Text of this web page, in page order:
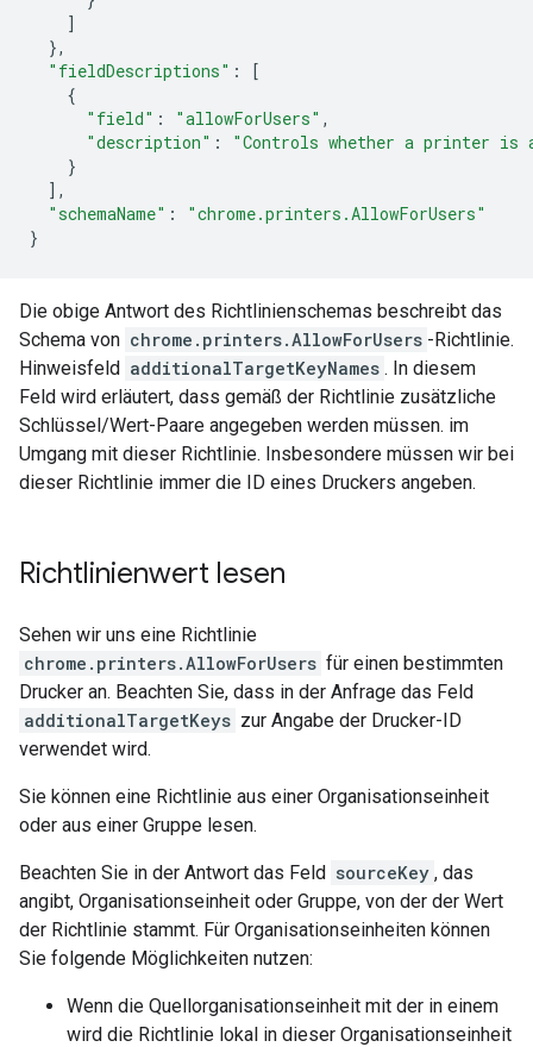
]
},
"fieldDescriptions" :
[
{
"field" : "allowForUsers" ,
"description" :
"Controls whether a printer is
}
],
"schemaName" :
"chrome.printers.AllowForUsers"
}
Die obige Antwort des Richtlinienschemas beschreibt das
Schema von chrome.printers.AllowForUsers -Richtlinie.
Hinweisfeld additionalTargetKeyNames . In diesem
Feld wird erläutert, dass gemäß der Richtlinie zusätzliche
Schlüssel/Wert-Paare angegeben werden müssen. im
Umgang mit dieser Richtlinie. Insbesondere müssen wir bei
dieser Richtlinie immer die ID eines Druckers angeben.
Richtlinienwert lesen
Sehen wir uns eine Richtlinie
chrome.printers.AllowForUsers für einen bestimmten
Drucker an. Beachten Sie, dass in der Anfrage das Feld
additionalTargetKeys zur Angabe der Drucker-ID
verwendet wird.
Sie können eine Richtlinie aus einer Organisationseinheit
oder aus einer Gruppe lesen.
Beachten Sie in der Antwort das Feld sourceKey , das
angibt, Organisationseinheit oder Gruppe, von der der Wert
der Richtlinie stammt. Für Organisationseinheiten können
Sie folgende Möglichkeiten nutzen:
Wenn die Quellorganisationseinheit mit der in einem
wird die Richtlinie lokal in dieser Organisationseinheit